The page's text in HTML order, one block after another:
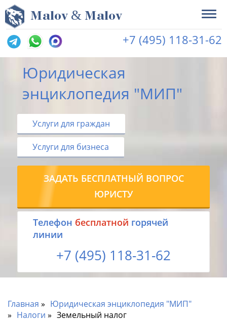
Malov & Malov
+7 (495) 118-31-62
Юридическая
энциклопедия "МИП"
Услуги для граждан
Услуги для бизнеса
ЗАДАТЬ БЕСПЛАТНЫЙ ВОПРОС
ЮРИСТУ
Tелефон бесплатной горячей
линии
+7 (495) 118-31-62
Главная
Юридическая энциклопедия "МИП"
Налоги
Земельный налог